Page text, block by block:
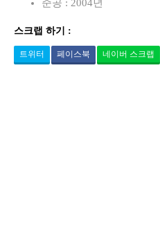
준공 : 2004년
스크랩 하기 :
트위터 페이스북 네이버 스크랩